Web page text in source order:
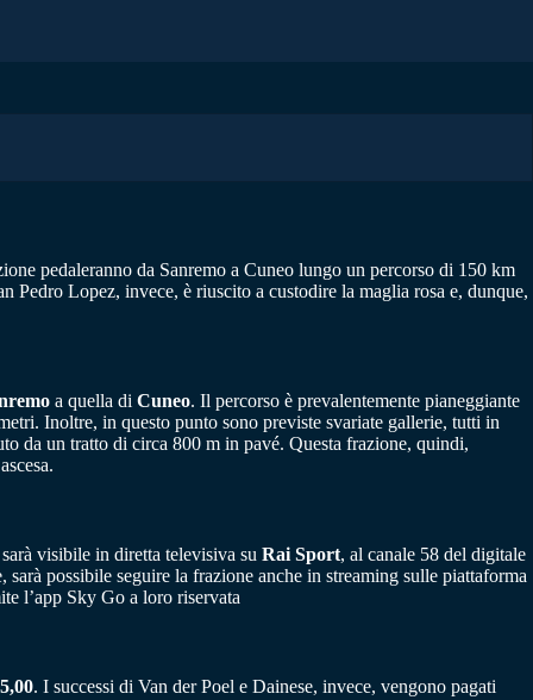
pedaleranno da Sanremo a Cuneo lungo un percorso di 150 km
Lopez, invece, è riuscito a custodire la maglia rosa e, dunque,
a quella di Cuneo. Il percorso è prevalentemente pianeggiante
Inoltre, in questo punto sono previste svariate gallerie, tutti in
da un tratto di circa 800 m in pavé. Questa frazione, quindi,
visibile in diretta televisiva su Rai Sport, al canale 58 del digitale
possibile seguire la frazione anche in streaming sulle piattaforma
l’app Sky Go a loro riservata
. I successi di Van der Poel e Dainese, invece, vengono pagati